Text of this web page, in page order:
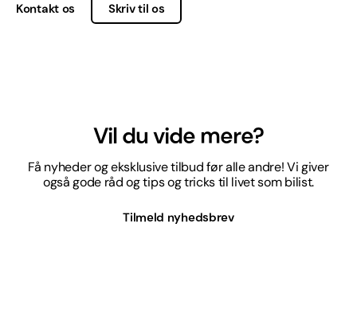
Kontakt os Skriv til os
Vil du vide mere?
Få nyheder og eksklusive tilbud før alle andre! Vi giver
også gode råd og tips og tricks til livet som bilist.
Tilmeld nyhedsbrev